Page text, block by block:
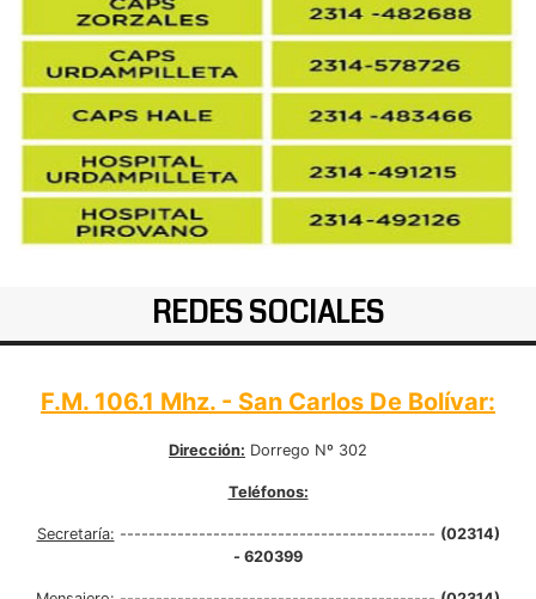
REDES SOCIALES
F.M. 106.1 Mhz. - San Carlos De Bolívar:
Dirección: Dorrego Nº 302
Teléfonos:
Secretaría: -------------------------------------------- (02314)
- 620399